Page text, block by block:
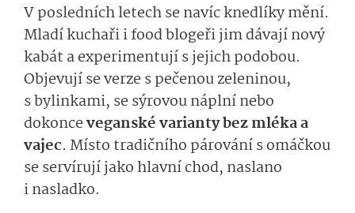
V posledních letech se navíc knedlíky mění.
Mladí kuchaři i food blogeři jim dávají nový
kabát a experimentují s jejich podobou.
Objevují se verze s pečenou zeleninou,
s bylinkami, se sýrovou náplní nebo
dokonceveganské varianty bez mléka a
vajec. Místo tradičního párování s omáčkou
se servírují jako hlavní chod, naslano
i nasladko.